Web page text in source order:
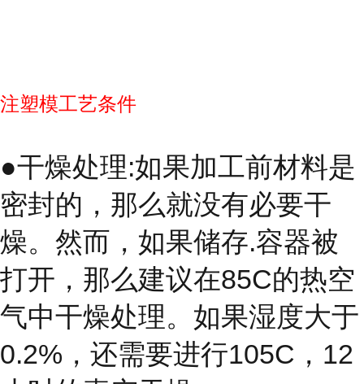
注塑模工艺条件
●干燥处理:如果加工前材料是
密封的，那么就没有必要干
燥。然而，如果储存.容器被
打开，那么建议在85C的热空
气中干燥处理。如果湿度大于
0.2%，还需要进行105C，12